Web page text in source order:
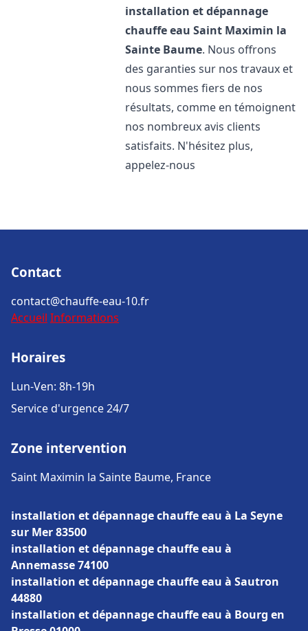
installation et dépannage
chauffe eau Saint Maximin la
Sainte Baume. Nous offrons
des garanties sur nos travaux et
nous sommes fiers de nos
résultats, comme en témoignent
nos nombreux avis clients
satisfaits. N'hésitez plus,
appelez-nous
Contact
contact@chauffe-eau-10.fr
Accueil Informations
Horaires
Lun-Ven: 8h-19h
Service d'urgence 24/7
Zone intervention
Saint Maximin la Sainte Baume, France
installation et dépannage chauffe eau à La Seyne
sur Mer 83500
installation et dépannage chauffe eau à
Annemasse 74100
installation et dépannage chauffe eau à Sautron
44880
installation et dépannage chauffe eau à Bourg en